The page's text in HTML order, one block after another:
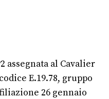
assegnata al Cavalier
E.19.78, gruppo
26 gennaio